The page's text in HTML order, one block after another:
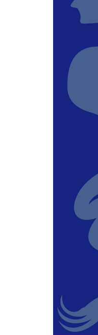
7장 위와 아래
진화의 사다
8장 진화와
진화가 타당
9장 사실과 가
좋음과 바람
10장 말을 비
단순한 구
기능 이해하
11장 합리적
본성의 통일
12장 문화가
문화는 본성
13장 삶의 통
감정적 구